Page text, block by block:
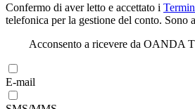
Confermo di aver letto e accettato i
telefonica per la gestione del conto. Sono
Acconsento a ricevere da OANDA
E-mail